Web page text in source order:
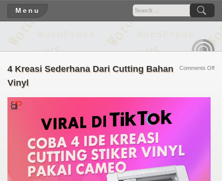
Menu
4 Kreasi Sederhana Dari Cutting Bahan
Vinyl
Comments Offon